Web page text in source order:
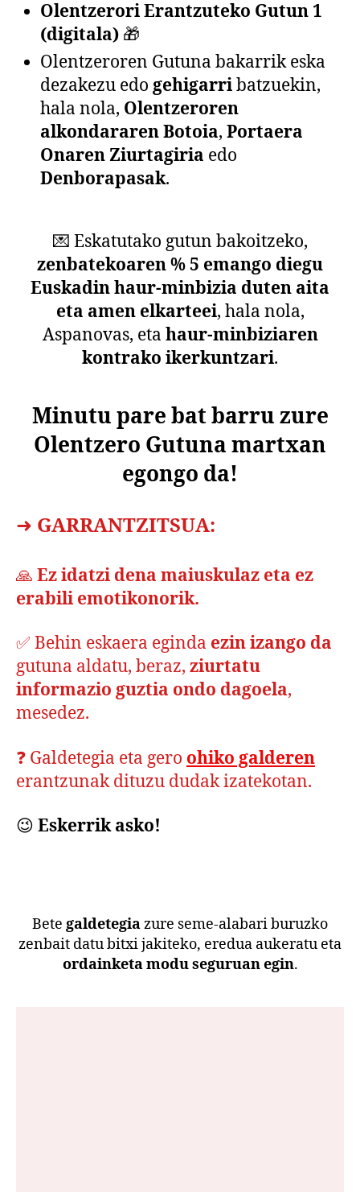
Olentzerori Erantzuteko Gutun 1
(digitala) 🎁
Olentzeroren Gutuna bakarrik eska
dezakezu edo gehigarribatzuekin,
hala nola, Olentzeroren
alkondararenBotoia, Portaera
Onaren Ziurtagiria edo
Denborapasak.
💌 Eskatutako gutun bakoitzeko,
zenbatekoaren % 5 emango diegu
Euskadin haur-minbizia duten aita
eta amen elkarteei, hala nola,
Aspanovas, eta haur-minbiziaren
kontrako ikerkuntzari.
Minutu pare bat barru zure
Olentzero Gutuna martxan
egongo da!
➜ GARRANTZITSUA:
🙏 Ez idatzi dena maiuskulaz eta ez
erabili emotikonorik.
✅ Behin eskaera eginda ezin izango da
gutuna aldatu, beraz, ziurtatu
informazio guztia ondo dagoela,
mesedez.
❓ Galdetegia eta gero ohiko galderen
erantzunak dituzu dudak izatekotan.
😉 Eskerrik asko!
Bete galdetegiazure seme-alabari buruzko
zenbait datu bitxi jakiteko, eredua aukeratu eta
ordainketa modu seguruan egin.